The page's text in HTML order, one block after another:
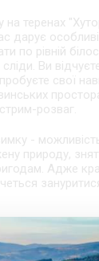
на теренах
дарує
по рівній
Ви
свої
розваг.
-
природу,
Адже
відчуттям
розвага
незабутнім.